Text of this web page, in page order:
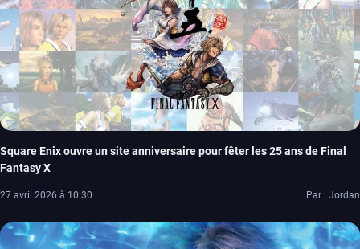
Square Enix ouvre un site anniversaire pour fêter les 25 ans de Final
Fantasy X
27 avril 2026 à 10:30 Par : Jordan